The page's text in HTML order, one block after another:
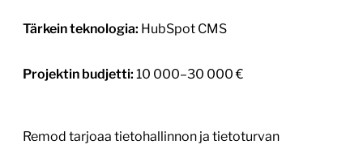
Tärkein teknologia: HubSpot CMS
Projektin budjetti: 10 000–30 000 €
Remod tarjoaa tietohallinnon ja tietoturvan